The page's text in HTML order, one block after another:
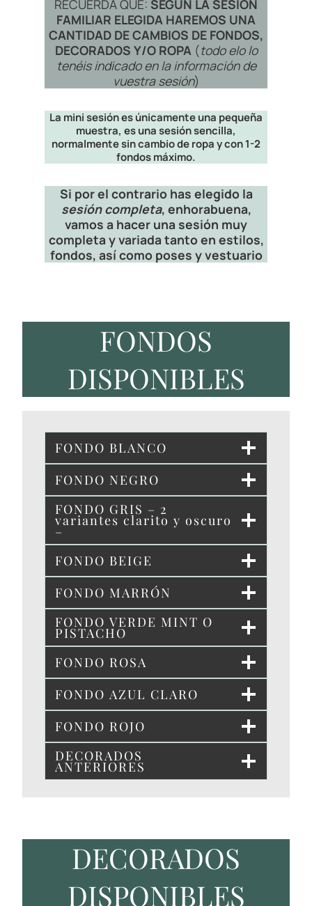
RECUERDA QUE: SEGÚN LA SESIÓN
FAMILIAR ELEGIDA HAREMOS UNA
CANTIDAD DE CAMBIOS DE FONDOS,
DECORADOS Y/O ROPA(todo elo lo
tenéis indicado en la información de
vuestra sesión)
La mini sesión es únicamente una pequeña
muestra, es una sesión sencilla,
normalmente sin cambio de ropa y con 1-2
fondos máximo.
Si por el contrario has elegido la
sesión completa, enhorabuena,
vamos a hacer una sesión muy
completa y variada tanto en estilos,
fondos, así como poses y vestuario
FONDOS
DISPONIBLES
FONDO BLANCO
FONDO NEGRO
FONDO GRIS – 2
variantes clarito y oscuro
–
FONDO BEIGE
FONDO MARRÓN
FONDO VERDE MINT O
PISTACHO
FONDO ROSA
FONDO AZUL CLARO
FONDO ROJO
DECORADOS
ANTERIORES
DECORADOS
DISPONIBLES